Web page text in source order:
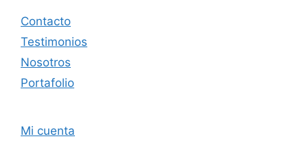
Contacto
Testimonios
Nosotros
Portafolio
Mi cuenta